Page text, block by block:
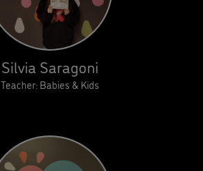
Silvia Saragoni
Teacher: Babies & Kids